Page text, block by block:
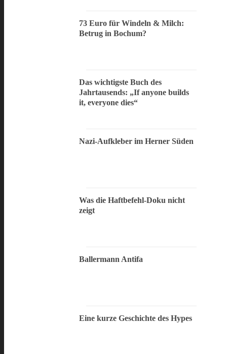
73 Euro für Windeln & Milch:
Betrug in Bochum?
Das wichtigste Buch des
Jahrtausends: „If anyone builds
it, everyone dies“
Nazi-Aufkleber im Herner Süden
Was die Haftbefehl-Doku nicht
zeigt
Ballermann Antifa
Eine kurze Geschichte des Hypes